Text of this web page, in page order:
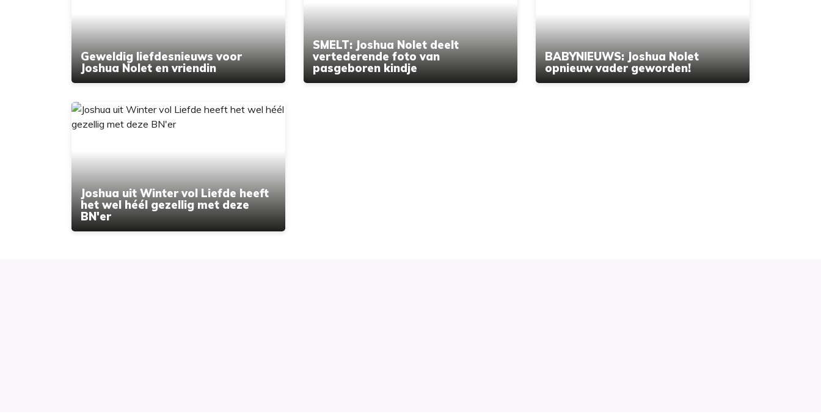
Geweldig liefdesnieuws voor
Joshua Nolet en vriendin
SMELT: Joshua Nolet deelt
vertederende foto van
pasgeboren kindje
BABYNIEUWS: Joshua Nolet
opnieuw vader geworden!
Joshua uit Winter vol Liefde heeft
het wel héél gezellig met deze
BN'er